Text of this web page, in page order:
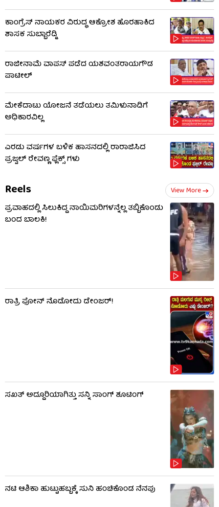
ಕಾಂಗ್ರೆಸ್ ನಾಯಕರ ವಿರುದ್ಧ ಆಕ್ರೋಶ ಹೊರಹಾಕಿದ
ಶಾಸಕ ಸುಬ್ಬಾರೆಡ್ಡಿ
ರಾಜೀನಾಮೆ ವಾಪಸ್ ಪಡೆದ ಯಶವಂತರಾಯಗೌಡ
ಪಾಟೀಲ್
ಮೇಕೆದಾಟು ಯೋಜನೆ ತಡೆಯಲು ತಮಿಳುನಾಡಿಗೆ
ಅಧಿಕಾರವಿಲ್ಲ
ಎರಡು ವರ್ಷಗಳ ಬಳಿಕ ಹಾಸನದಲ್ಲಿ ರಾರಾಜಿಸಿದ
ಪ್ರಜ್ವಲ್ ರೇವಣ್ಣ ಫ್ಲೆಕ್ಸ್ ಗಳು
Reels View More
ಪ್ರವಾಹದಲ್ಲಿ ಸಿಲುಕಿದ್ದ ನಾಯಿಮರಿಗಳನ್ನೆಲ್ಲ ತಬ್ಬಿಕೊಂಡು
ಬಂದ ಬಾಲಕಿ!
ರಾತ್ರಿ ಫೋನ್​​ ನೊಡೋದು ಡೇಂಜರ್!
ಸಖತ್ ಅದ್ದೂರಿಯಾಗಿತ್ತು ಸನ್ನಿ ಸಾಂಗ್ ಶೂಟಿಂಗ್
ನಟಿ ಆಶಿಕಾ ಹುಟ್ಟುಹಬ್ಬಕ್ಕೆ ಸುನಿ ಹಂಚಿಕೊಂಡ ನೆನಪು